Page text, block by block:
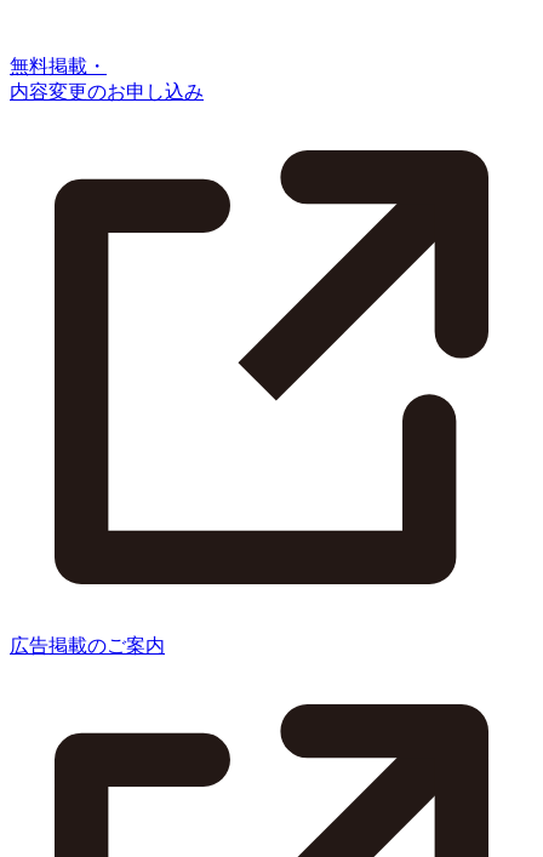
無料掲載・
内容変更のお申し込み
広告掲載のご案内